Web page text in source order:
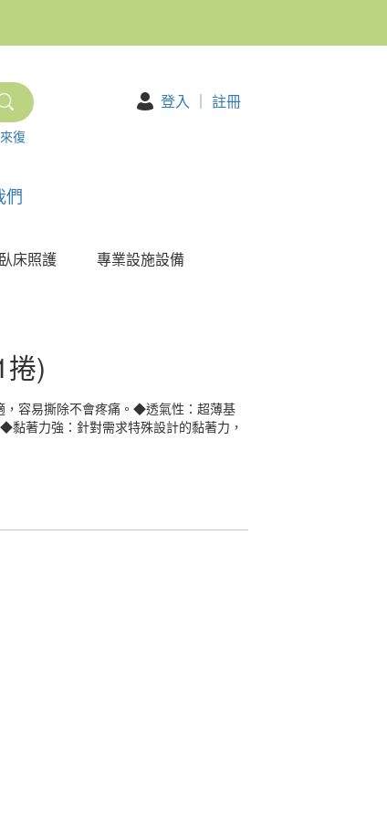
來復
登入 ｜ 註冊
們
臥床照護 專業設施設備
)
容易撕除不會疼痛。◆透氣性：超薄基
著力強：針對需求特殊設計的黏著力，